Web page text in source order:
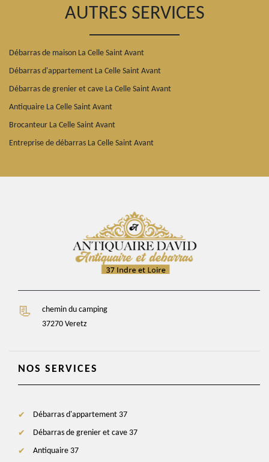
AUTRES SERVICES
Débarras de maison La Celle Saint Avant
Débarras d'appartement La Celle Saint Avant
Débarras de grenier et cave La Celle Saint Avant
Antiquaire La Celle Saint Avant
Brocanteur La Celle Saint Avant
Entreprise de débarras La Celle Saint Avant
chemin du camping
37270 Veretz
NOS SERVICES
Débarras d'appartement 37
Débarras de grenier et cave 37
Antiquaire 37